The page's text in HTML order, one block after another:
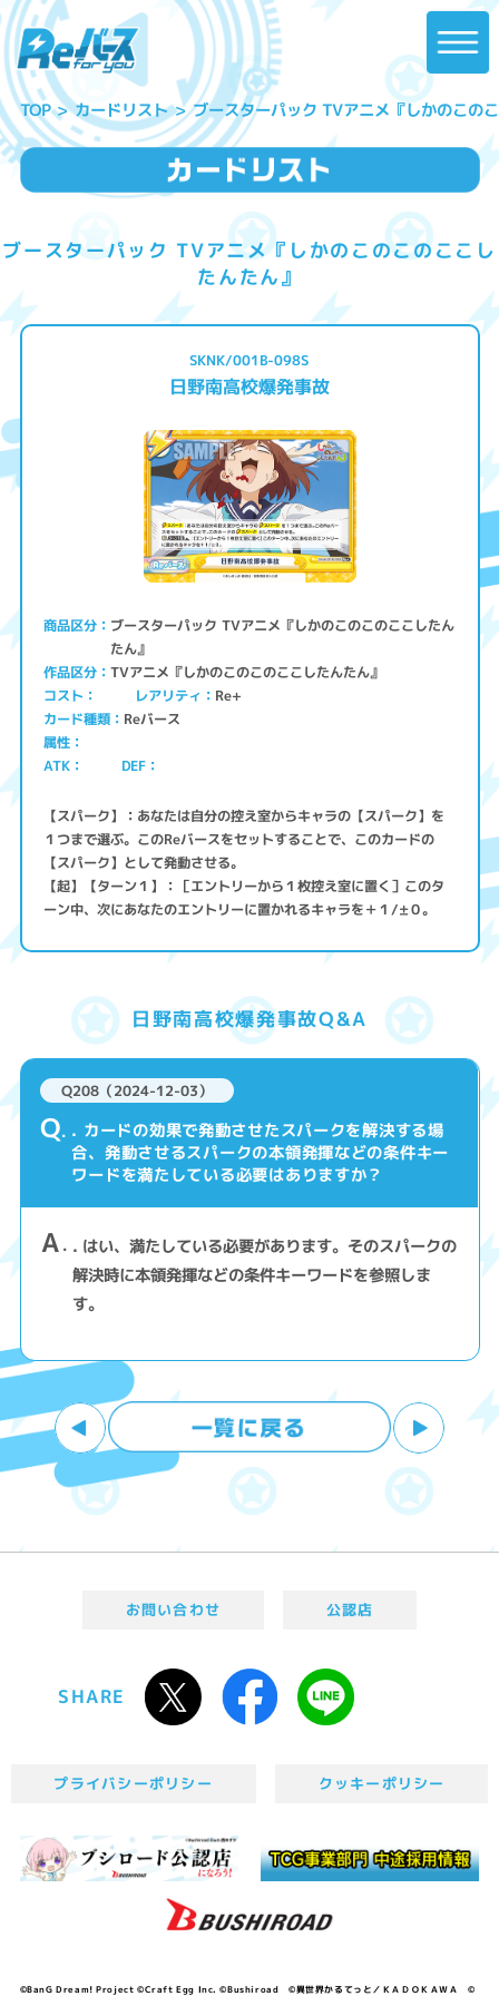
TOP カードリスト ブースターパック TVアニメ『しかのこの
ブースターパック TVアニメ『しかのこのこのここし
たんたん』
SKNK/001B-098S
日野南高校爆発事故
商品区分 ブースターパック TVアニメ『しかのこのこのここしたん
たん』
作品区分 TVアニメ『しかのこのこのここしたんたん』
コスト レアリティ Re+
カード種類 Reバース
属性
ATK
DEF
【スパーク】：あなたは自分の控え室からキャラの【スパーク】を
１つまで選ぶ。このReバースをセットすることで、このカードの
【スパーク】として発動させる。
【起】【ターン１】：［エントリーから１枚控え室に置く］このタ
ーン中、次にあなたのエントリーに置かれるキャラを＋１/±０。
日野南高校爆発事故Q&A
Q208（2024-12-03）
Q . カードの効果で発動させたスパークを解決する場
合、発動させるスパークの本領発揮などの条件キー
ワードを満たしている必要はありますか？
A . はい、満たしている必要があります。そのスパークの
解決時に本領発揮などの条件キーワードを参照しま
す。
お問い合わせ 公認店
SHARE
プライバシーポリシー クッキーポリシー
©BanG Dream! Project ©Craft Egg Inc. ©Bushiroad ©異世界かるてっと／ＫＡＤＯＫＡＷＡ ©